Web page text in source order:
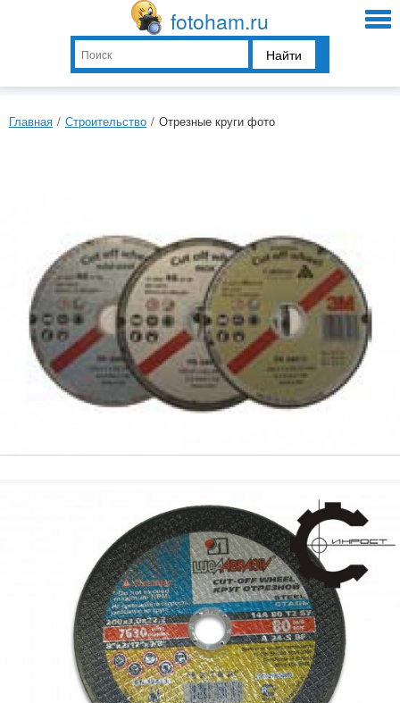
fotoham.ru
Найти
Главная / Строительство / Отрезные круги фото